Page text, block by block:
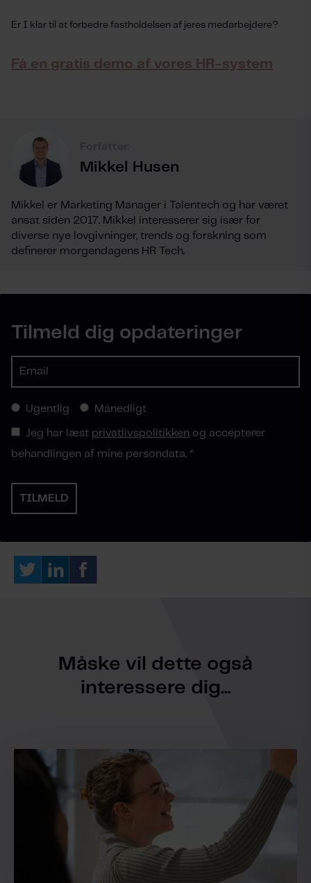
Er I klar til at forbedre fastholdelsen af jeres medarbejdere?
Få en gratis demo af vores HR-system
Mikkel Husen
Mikkel er Marketing Manager i Talentech og har været
ansat siden 2017. Mikkel interesserer sig især for
diverse nye lovgivninger, trends og forskning som
definerer morgendagens HR Tech.
Tilmeld dig opdateringer
Ugentlig Månedligt
Jeg har læst privatlivspolitikken og accepterer
behandlingen af mine persondata. *
Måske vil dette også
interessere dig...